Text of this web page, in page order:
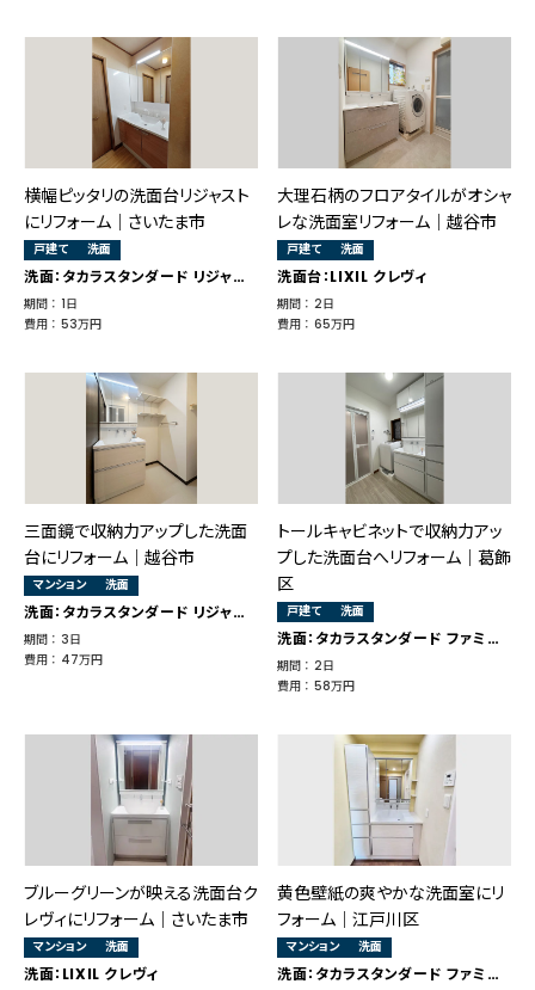
横幅ピッタリの洗面台リジャスト
にリフォーム｜さいたま市
戸建て 洗面
洗面：タカラスタンダード リジャスト
期間 ： 1日
費用 ： 53万円
大理石柄のフロアタイルがオシャ
レな洗面室リフォーム│越谷市
戸建て 洗面
洗面台：LIXIL クレヴィ
期間 ： 2日
費用 ： 65万円
三面鏡で収納力アップした洗面
台にリフォーム｜越谷市
マンション 洗面
洗面：タカラスタンダード リジャスト
期間 ： 3日
費用 ： 47万円
トールキャビネットで収納力アッ
プした洗面台へリフォーム｜葛飾
区
戸建て 洗面
洗面：タカラスタンダード ファミーユ
期間 ： 2日
費用 ： 58万円
ブルーグリーンが映える洗面台ク
レヴィにリフォーム｜さいたま市
マンション 洗面
洗面：LIXIL クレヴィ
黄色壁紙の爽やかな洗面室にリ
フォーム｜江戸川区
マンション 洗面
洗面：タカラスタンダード ファミーユ